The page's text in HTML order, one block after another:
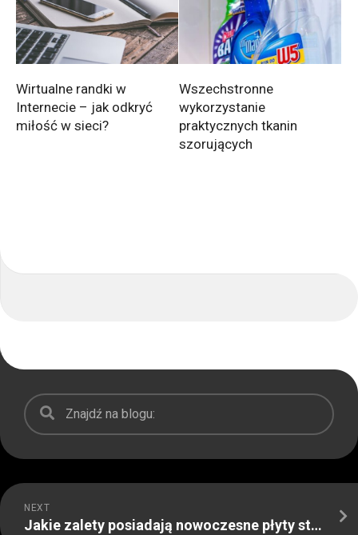
Wirtualne randki w
Internecie – jak odkryć
miłość w sieci?
Wszechstronne
wykorzystanie
praktycznych tkanin
szorujących
NEXT
Jakie zalety posiadają nowoczesne płyty stropowe